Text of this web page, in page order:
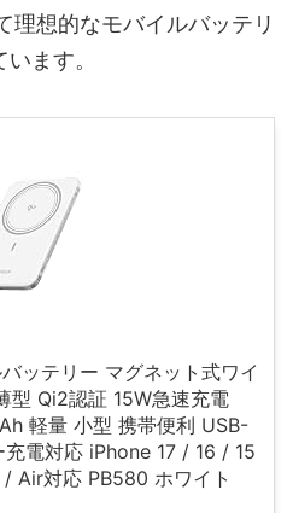
理想的なモバイルバッテリ
ます。
ッテリー マグネット式ワイ
型 Qi2認証 15W急速充電
軽量 小型 携帯便利 USB-
電対応 iPhone 17 / 16 / 15
Air対応 PB580 ホワイト